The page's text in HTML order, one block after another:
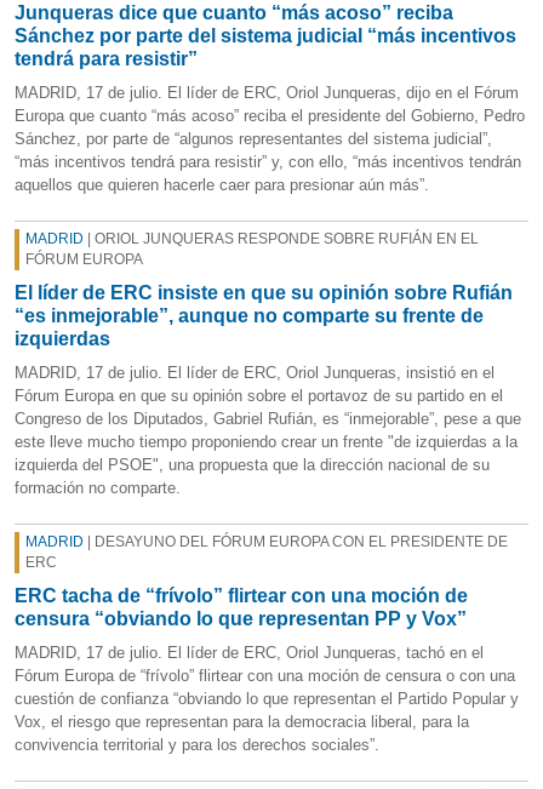
Junqueras dice que cuanto “más acoso” reciba
Sánchez por parte del sistema judicial “más incentivos
tendrá para resistir”
MADRID, 17 de julio. El líder de ERC, Oriol Junqueras, dijo en el Fórum
Europa que cuanto “más acoso” reciba el presidente del Gobierno, Pedro
Sánchez, por parte de “algunos representantes del sistema judicial”,
“más incentivos tendrá para resistir” y, con ello, “más incentivos tendrán
aquellos que quieren hacerle caer para presionar aún más”.
MADRID | ORIOL JUNQUERAS RESPONDE SOBRE RUFIÁN EN EL
FÓRUM EUROPA
El líder de ERC insiste en que su opinión sobre Rufián
“es inmejorable”, aunque no comparte su frente de
izquierdas
MADRID, 17 de julio. El líder de ERC, Oriol Junqueras, insistió en el
Fórum Europa en que su opinión sobre el portavoz de su partido en el
Congreso de los Diputados, Gabriel Rufián, es “inmejorable”, pese a que
este lleve mucho tiempo proponiendo crear un frente "de izquierdas a la
izquierda del PSOE", una propuesta que la dirección nacional de su
formación no comparte.
MADRID | DESAYUNO DEL FÓRUM EUROPA CON EL PRESIDENTE DE
ERC
ERC tacha de “frívolo” flirtear con una moción de
censura “obviando lo que representan PP y Vox”
MADRID, 17 de julio. El líder de ERC, Oriol Junqueras, tachó en el
Fórum Europa de “frívolo” flirtear con una moción de censura o con una
cuestión de confianza “obviando lo que representan el Partido Popular y
Vox, el riesgo que representan para la democracia liberal, para la
convivencia territorial y para los derechos sociales”.